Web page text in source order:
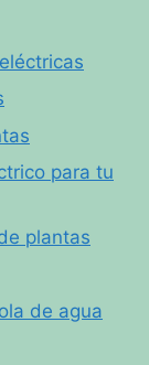
para tu
plantas
de agua